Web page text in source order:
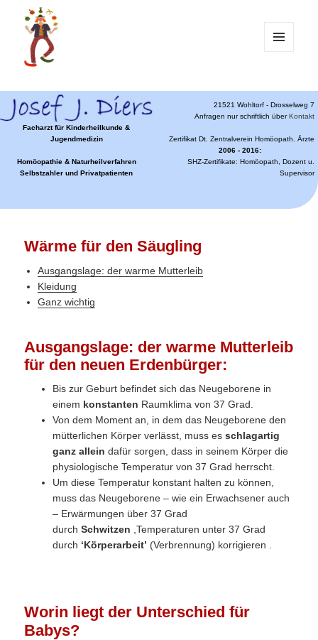
Facharzt für Kinderheilkunde &
Jugendmedizin
Homöopathie & Naturheilverfahren
Selbstzahler und Privatpatienten
21521 Wohltorf - Drosselweg 7
Anfragen nur schriftlich überKontakt
Zertifikat Dt. Zentralverein Homöopath. Ärzte
2006 - 2016:
SHZ-Zertifikate: Homöopath, Dozent u.
Supervisor
Wärme für den Säugling
Ausgangslage: der warme Mutterleib
Kleidung
Ganz wichtig
Ausgangslage: der warme Mutterleib
für den neuen Erdenbürger:
Bis zur Geburt befindet sich das Neugeborene in
einem konstanten Raumklima von 37 Grad.
Von dem Moment an, in dem das Neugeborene den
mütterlichen Körper verlässt, muss esschlagartig
ganz alleindafür sorgen, dass in seinem Körper die
physiologische Temperatur von 37 Grad herrscht.
Um diese Temperatur konstant halten zu können,
muss das Neugeborene – wie ein Erwachsener auch
– Erwärmungen über 37 Grad
durchSchwitzen ,Temperaturen unter 37 Grad
durch ‘Körperarbeit’ (Verbrennung) korrigieren .
Worin liegt der Unterschied für
Babys?